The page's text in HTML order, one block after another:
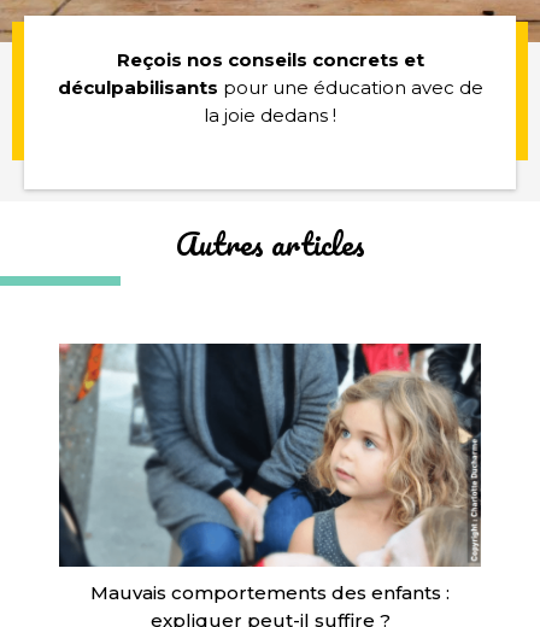
Reçois nos conseils concrets et
déculpabilisants pour une éducation avec de
la joie dedans !
Autres articles
Mauvais comportements des enfants :
expliquer peut-il suffire ?